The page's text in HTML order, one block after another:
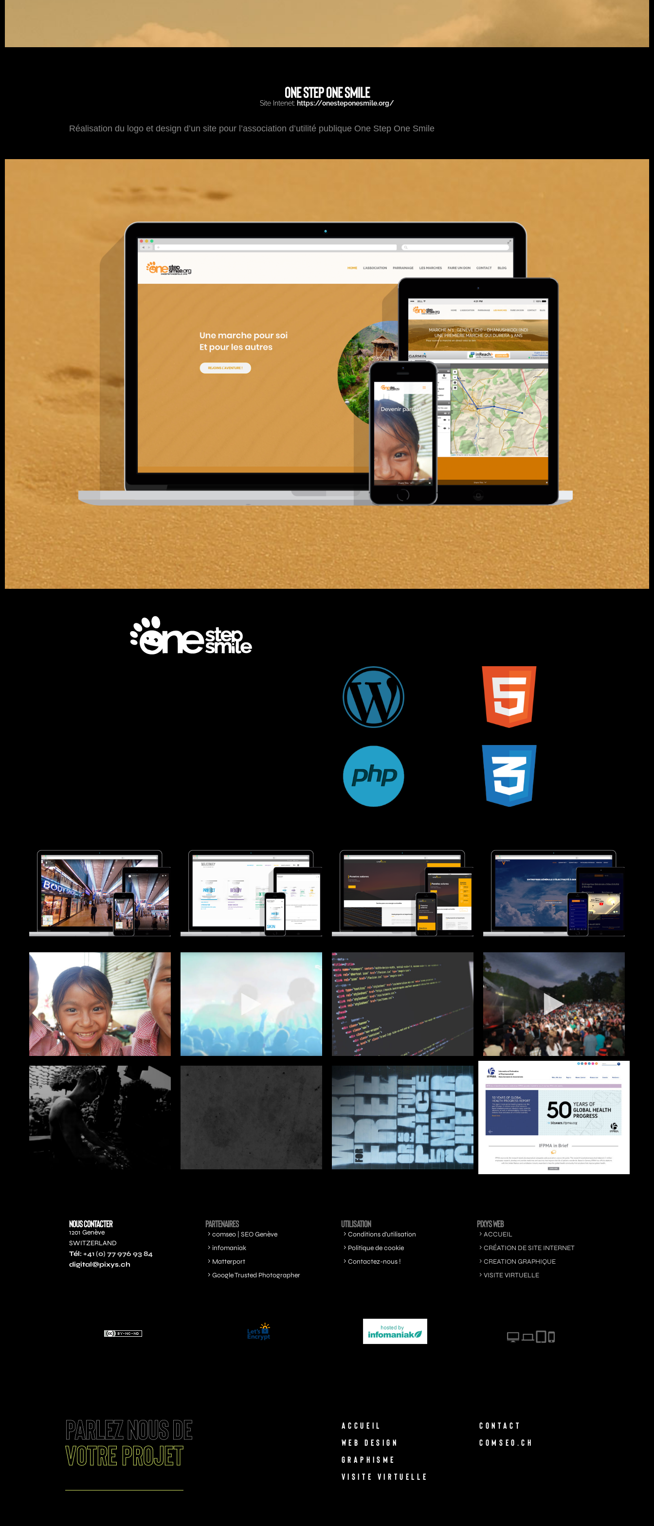
ONE STEP ONE SMILE
Site Intenet: https://onesteponesmile.org/
Réalisation du logo et design d’un site pour l’association d’utilité publique One Step One Smile
NOUS CONTACTER
1201 Genève
SWITZERLAND
Tél:+41 (0) 77 976 93 84
digital@pixys.ch
PARTENAIRES
comseo | SEO Genève
infomaniak
Matterport
Google Trusted Photographer
UTILISATION
Conditions d'utilisation
Politique de cookie
Contactez-nous !
PIXYS WEB
ACCUEIL
CRÉATION DE SITE INTERNET
CREATION GRAPHIQUE
VISITE VIRTUELLE
PARLEZ NOUS DE
votre projet
ACCUEIL
WEB DESIGN
GRAPHISME
VISITE VIRTUELLE
CONTACT
COMSEO.CH